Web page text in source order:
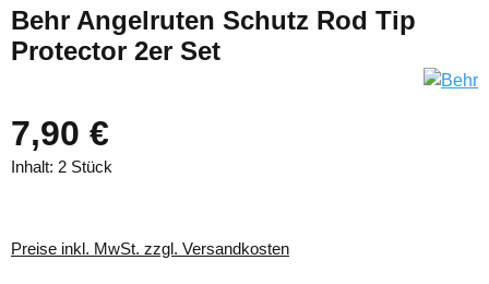
Behr Angelruten Schutz Rod Tip
Protector 2er Set
7,90 €
Inhalt: 2 Stück
Preise inkl. MwSt. zzgl. Versandkosten